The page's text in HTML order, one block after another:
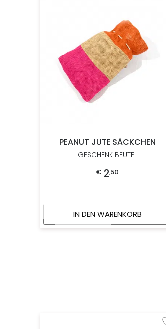
PEANUT JUTE SÄCKCHEN
GESCHENK BEUTEL
€ 2,50
IN DEN WARENKORB